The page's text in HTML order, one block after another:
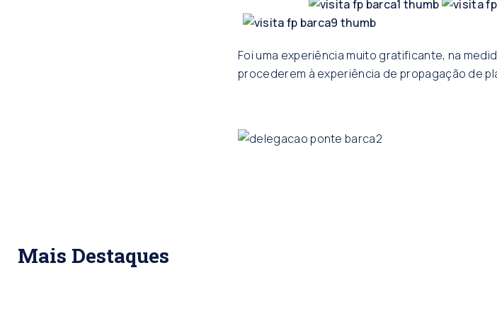
Foi uma experiência muito gratificante, na
procederem à experiência de propagação de
Mais Destaques